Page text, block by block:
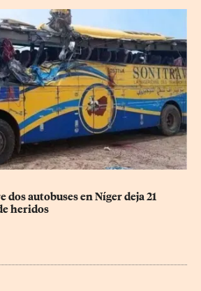
autobuses en Níger deja 21
heridos